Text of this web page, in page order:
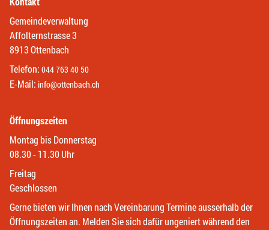
Gemeindeverwaltung
Affolternstrasse 3
8913 Ottenbach
Telefon: 044 763 40 50
E-Mail: info@ottenbach.ch
Öffnungszeiten
Montag bis Donnerstag
08.30 - 11.30 Uhr
Freitag
Geschlossen
Gerne bieten wir Ihnen nach Vereinbarung Termine ausserhalb der
Öffnungszeiten an. Melden Sie sich dafür ungeniert während den